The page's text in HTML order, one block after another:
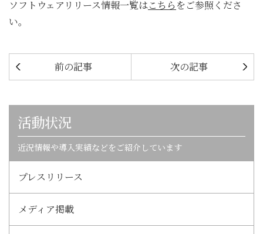
ソフトウェアリリース情報一覧はこちら をご参照くださ
い。
前の記事 次の記事
活動状況
近況情報や導入実績などをご紹介しています
プレスリリース
メディア掲載